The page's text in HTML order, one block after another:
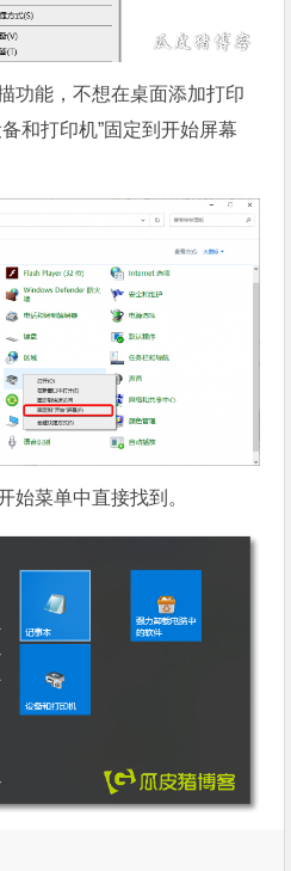
功能，不想在桌面添加打印
和打印机”固定到开始屏幕
始菜单中直接找到。